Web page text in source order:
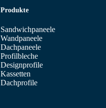
Produkte
Sandwichpaneele
Wandpaneele
Dachpaneele
Profilbleche
Designprofile
Kassetten
Dachprofile